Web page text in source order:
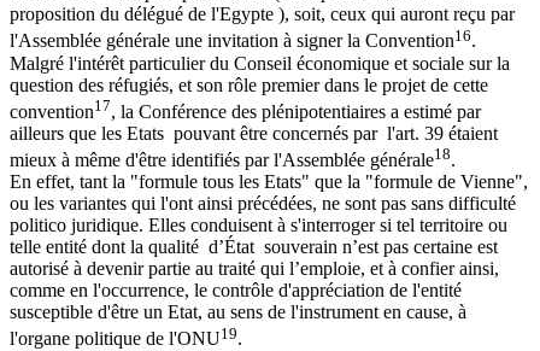
proposition du délégué de l'Egypte ), soit, ceux qui auront reçu par
l'Assemblée générale une invitation à signer la Convention16.
Malgré l'intérêt particulier du Conseil économique et sociale sur la
question des réfugiés, et son rôle premier dans le projet de cette
convention17, la Conférence des plénipotentiaires a estimé par
ailleurs que les Etats pouvant être concernés par l'art. 39 étaient
mieux à même d'être identifiés par l'Assemblée générale18.
En effet, tant la "formule tous les Etats" que la "formule de Vienne",
ou les variantes qui l'ont ainsi précédées, ne sont pas sans difficulté
politico juridique. Elles conduisent à s'interroger si tel territoire ou
telle entité dont la qualité d’État souverain n’est pas certaine est
autorisé à devenir partie au traité qui l’emploie, et à confier ainsi,
comme en l'occurrence, le contrôle d'appréciation de l'entité
susceptible d'être un Etat, au sens de l'instrument en cause, à
l'organe politique de l'ONU19.